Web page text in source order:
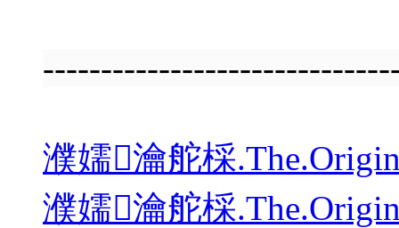
濮嬬瀹舵棌
濮嬬瀹舵棌